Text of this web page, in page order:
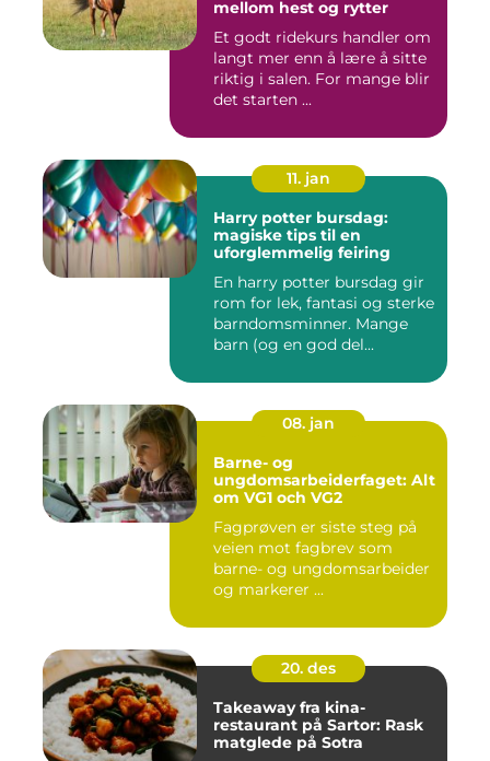
mellom hest og rytter
Et godt ridekurs handler om
langt mer enn å lære å sitte
riktig i salen. For mange blir
det starten ...
11. jan
Harry potter bursdag:
magiske tips til en
uforglemmelig feiring
En harry potter bursdag gir
rom for lek, fantasi og sterke
barndomsminner. Mange
barn (og en god del...
08. jan
Barne- og
ungdomsarbeiderfaget: Alt
om VG1 och VG2
Fagprøven er siste steg på
veien mot fagbrev som
barne- og ungdomsarbeider
og markerer ...
20. des
Takeaway fra kina-
restaurant på Sartor: Rask
matglede på Sotra